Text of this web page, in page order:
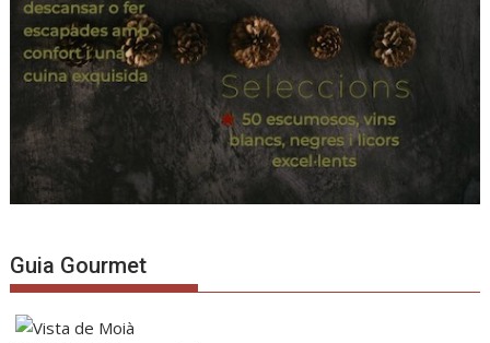
Guia Gourmet